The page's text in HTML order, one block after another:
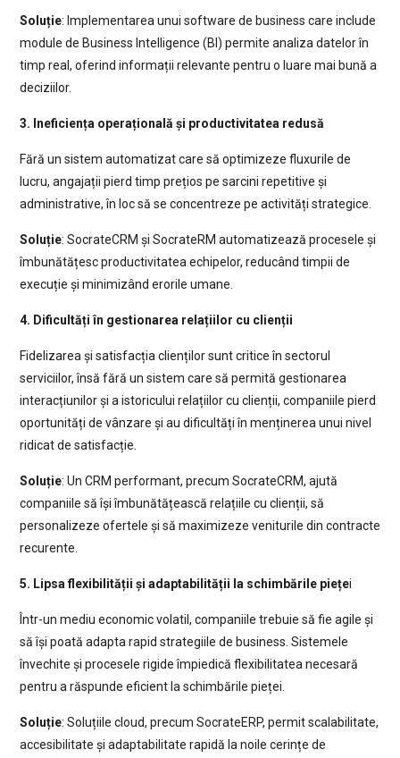
Soluție: Implementarea unui software de business care include
module de Business Intelligence (BI) permite analiza datelor în
timp real, oferind informații relevante pentru o luare mai bună a
deciziilor.
3. Ineficiența operațională și productivitatea redusă
Fără un sistem automatizat care să optimizeze fluxurile de
lucru, angajații pierd timp prețios pe sarcini repetitive și
administrative, în loc să se concentreze pe activități strategice.
Soluție: SocrateCRM și SocrateRM automatizează procesele și
îmbunătățesc productivitatea echipelor, reducând timpii de
execuție și minimizând erorile umane.
4. Dificultăți în gestionarea relațiilor cu clienții
Fidelizarea și satisfacția clienților sunt critice în sectorul
serviciilor, însă fără un sistem care să permită gestionarea
interacțiunilor și a istoricului relațiilor cu clienții, companiile pierd
oportunități de vânzare și au dificultăți în menținerea unui nivel
ridicat de satisfacție.
Soluție: Un CRM performant, precum SocrateCRM, ajută
companiile să își îmbunătățească relațiile cu clienții, să
personalizeze ofertele și să maximizeze veniturile din contracte
recurente.
5. Lipsa flexibilității și adaptabilității la schimbările pieței
Într-un mediu economic volatil, companiile trebuie să fie agile și
să își poată adapta rapid strategiile de business. Sistemele
învechite și procesele rigide împiedică flexibilitatea necesară
pentru a răspunde eficient la schimbările pieței.
Soluție: Soluțiile cloud, precum SocrateERP, permit scalabilitate,
accesibilitate și adaptabilitate rapidă la noile cerințe de